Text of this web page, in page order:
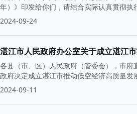
年）》印发给你们，请结合实际认真贯彻
2024-09-24
湛江市人民政府办公室关于成立湛江
各县（市、区）人民政府（管委会），市
政府决定成立湛江市推动低空经济高质量
2024-09-11